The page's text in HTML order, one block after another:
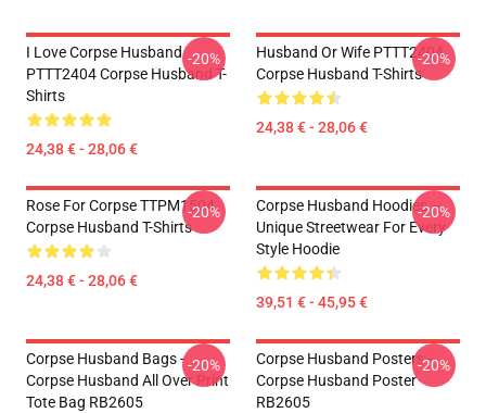
I Love Corpse Husband
PTTT2404 Corpse Husband T-
Shirts
24,38 € - 28,06 €
-20%
Husband Or Wife PTTT2404
Corpse Husband T-Shirts
24,38 € - 28,06 €
-20%
Rose For Corpse TTPM1504
Corpse Husband T-Shirts
24,38 € - 28,06 €
-20%
Corpse Husband Hoodies –
Unique Streetwear For Every
Style Hoodie
39,51 € - 45,95 €
-20%
Corpse Husband Bags -
Corpse Husband All Over Print
Tote Bag RB2605
-20%
Corpse Husband Posters -
Corpse Husband Poster
RB2605
-20%